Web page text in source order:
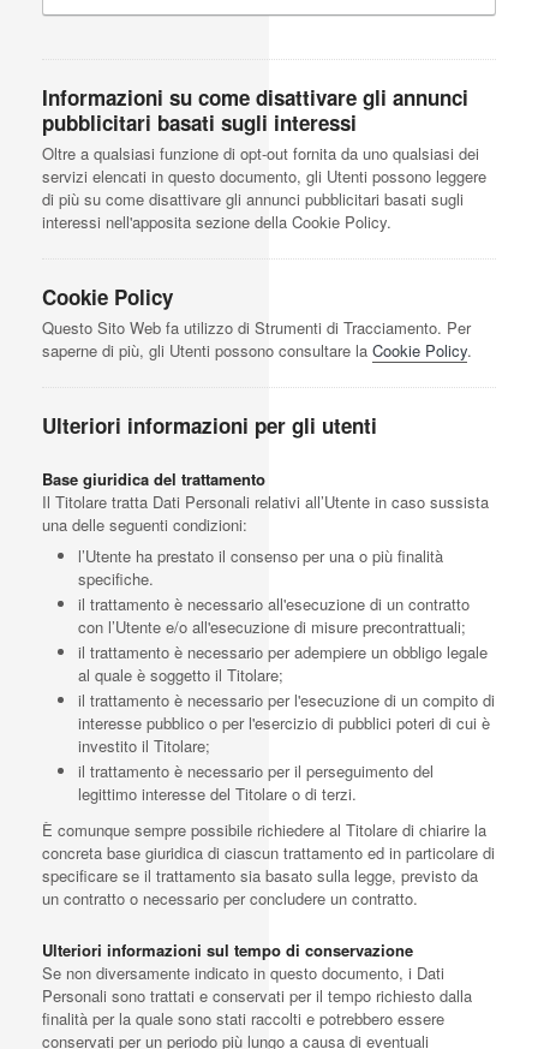
Informazioni su come disattivare gli annunci
pubblicitari basati sugli interessi
Oltre a qualsiasi funzione di opt-out fornita da uno qualsiasi dei
servizi elencati in questo documento, gli Utenti possono leggere
di più su come disattivare gli annunci pubblicitari basati sugli
interessi nell'apposita sezione della Cookie Policy.
Cookie Policy
Questo Sito Web fa utilizzo di Strumenti di Tracciamento. Per
saperne di più, gli Utenti possono consultare la Cookie Policy.
Ulteriori informazioni per gli utenti
Base giuridica del trattamento
Il Titolare tratta Dati Personali relativi all’Utente in caso sussista
una delle seguenti condizioni:
l’Utente ha prestato il consenso per una o più finalità
specifiche.
il trattamento è necessario all'esecuzione di un contratto
con l’Utente e/o all'esecuzione di misure precontrattuali;
il trattamento è necessario per adempiere un obbligo legale
al quale è soggetto il Titolare;
il trattamento è necessario per l'esecuzione di un compito di
interesse pubblico o per l'esercizio di pubblici poteri di cui è
investito il Titolare;
il trattamento è necessario per il perseguimento del
legittimo interesse del Titolare o di terzi.
È comunque sempre possibile richiedere al Titolare di chiarire la
concreta base giuridica di ciascun trattamento ed in particolare di
specificare se il trattamento sia basato sulla legge, previsto da
un contratto o necessario per concludere un contratto.
Ulteriori informazioni sul tempo di conservazione
Se non diversamente indicato in questo documento, i Dati
Personali sono trattati e conservati per il tempo richiesto dalla
finalità per la quale sono stati raccolti e potrebbero essere
conservati per un periodo più lungo a causa di eventuali